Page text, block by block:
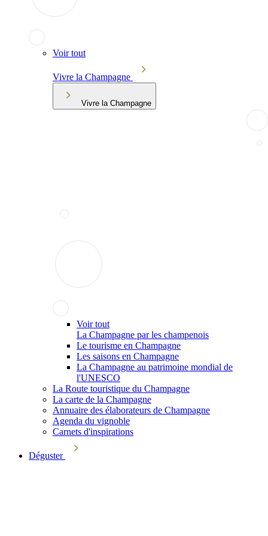
Voir tout
Vivre la Champagne
Vivre la Champagne
Voir tout
La Champagne par les champenois
Le tourisme en Champagne
Les saisons en Champagne
La Champagne au patrimoine mondial de
l'UNESCO
La Route touristique du Champagne
La carte de la Champagne
Annuaire des élaborateurs de Champagne
Agenda du vignoble
Carnets d'inspirations
Déguster